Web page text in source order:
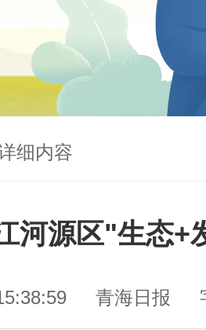
细内容
河源区"生态+
青海日报